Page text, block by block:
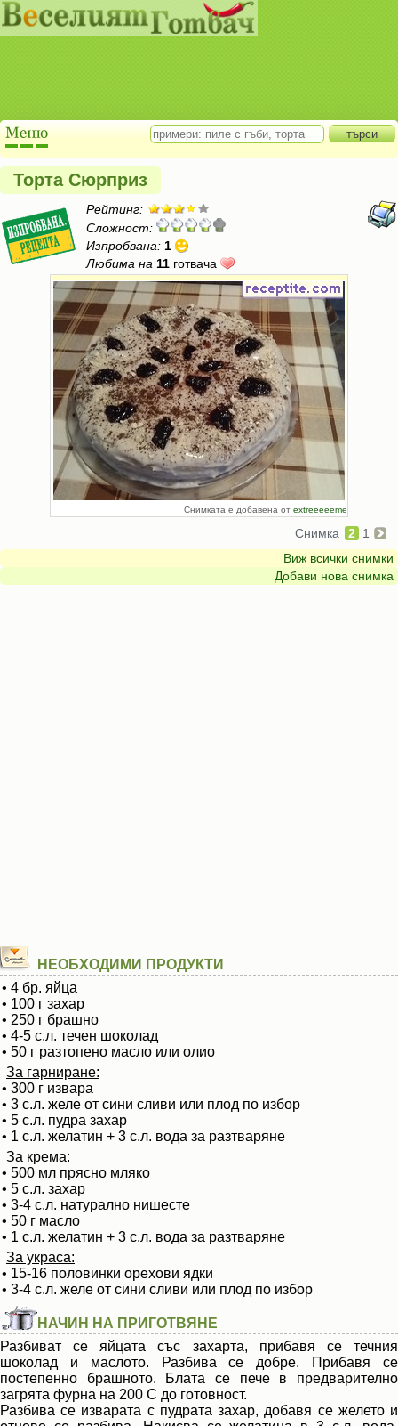
Торта Сюрприз
Рейтинг:
Сложност:
Изпробвана: 1
Любима на 11 готвача
Снимката е добавена от extreeeeeme
Снимка 2
1
Виж всички снимки
Добави нова снимка
НЕОБХОДИМИ ПРОДУКТИ
• 4 бр. яйца
• 100 г захар
• 250 г брашно
• 4-5 с.л. течен шоколад
• 50 г разтопено масло или олио
За гарниране:
• 300 г извара
• 3 с.л. желе от сини сливи или плод по избор
• 5 с.л. пудра захар
• 1 с.л. желатин + 3 с.л. вода за разтваряне
За крема:
• 500 мл прясно мляко
• 5 с.л. захар
• 3-4 с.л. натурално нишесте
• 50 г масло
• 1 с.л. желатин + 3 с.л. вода за разтваряне
За украса:
• 15-16 половинки орехови ядки
• 3-4 с.л. желе от сини сливи или плод по избор
НАЧИН НА ПРИГОТВЯНЕ
Разбиват се яйцата със захарта, прибавя се течния
шоколад и маслото. Разбива се добре. Прибавя се
постепенно брашното. Блата се пече в предварително
загрята фурна на 200 С до готовност.
Разбива се изварата с пудрата захар, добавя се желето и